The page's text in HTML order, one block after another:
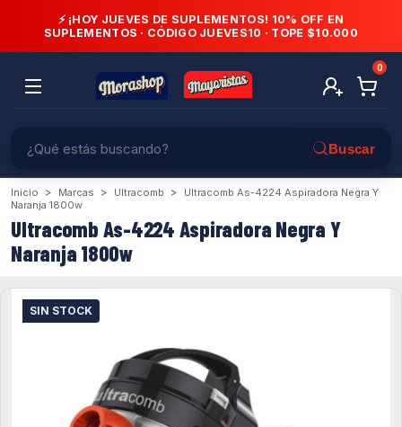
⚡ ¡HOY JUEVES DE SUPLEMENTOS! 10% OFF EN
SUPLEMENTOS · CÓDIGO JUEVES10 · TOPE $10.000
0
Inicio > Marcas > Ultracomb >
Ultracomb As-4224 Aspiradora Negra Y
Naranja 1800w
Ultracomb As-4224 Aspiradora Negra Y
Naranja 1800w
SIN STOCK